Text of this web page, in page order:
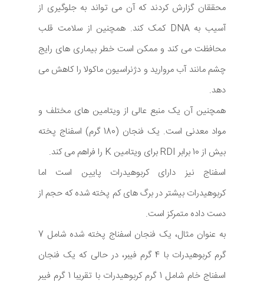
محققان گزارش کردند که آن می تواند به جلوگیری از
آسیب به DNA کمک کند. همچنین از سلامت قلب
محافظت می کند و ممکن است خطر بیماری های رایج
چشم مانند آب مروارید و دژنراسیون ماکولا را کاهش می
دهد.
همچنین آن یک منبع عالی از ویتامین های مختلف و
مواد معدنی است. یک فنجان (180 گرم) اسفناج پخته
بیش از 10 برابر RDI برای ویتامین K را فراهم می کند.
اسفناج نیز دارای کربوهیدرات پایین است اما
کربوهیدرات بیشتر در برگ های کم پخته شده که حجم از
دست داده متمرکز است.
به عنوان مثال، یک فنجان اسفناج پخته شده شامل 7
گرم کربوهیدرات با 4 گرم فیبر، در حالی که یک فنجان
اسفناج خام شامل 1 گرم کربوهیدرات با تقریبا 1 گرم فیبر